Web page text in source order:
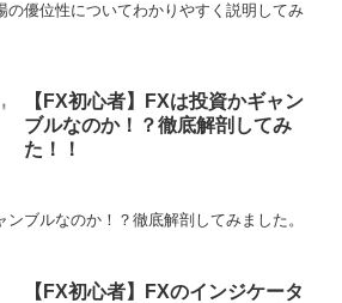
の優位性についてわかりやすく説明してみ
【FX初心者】FXは投資かギャン
ブルなのか！？徹底解剖してみ
た！！
ブルなのか！？徹底解剖してみました。
【FX初心者】FXのインジケータ